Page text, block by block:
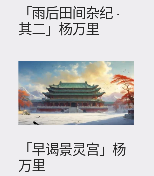
「雨后田间杂纪 ·
其二」杨万里
「早谒景灵宫」杨
万里